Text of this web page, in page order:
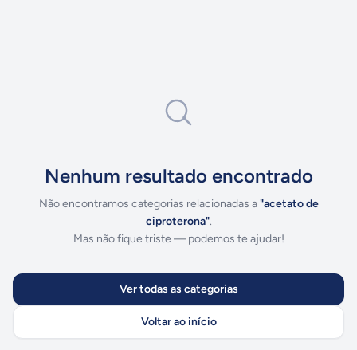
Nenhum resultado encontrado
Não encontramos categorias relacionadas a"acetato de
ciproterona".
Mas não fique triste — podemos te ajudar!
Ver todas as categorias
Voltar ao início